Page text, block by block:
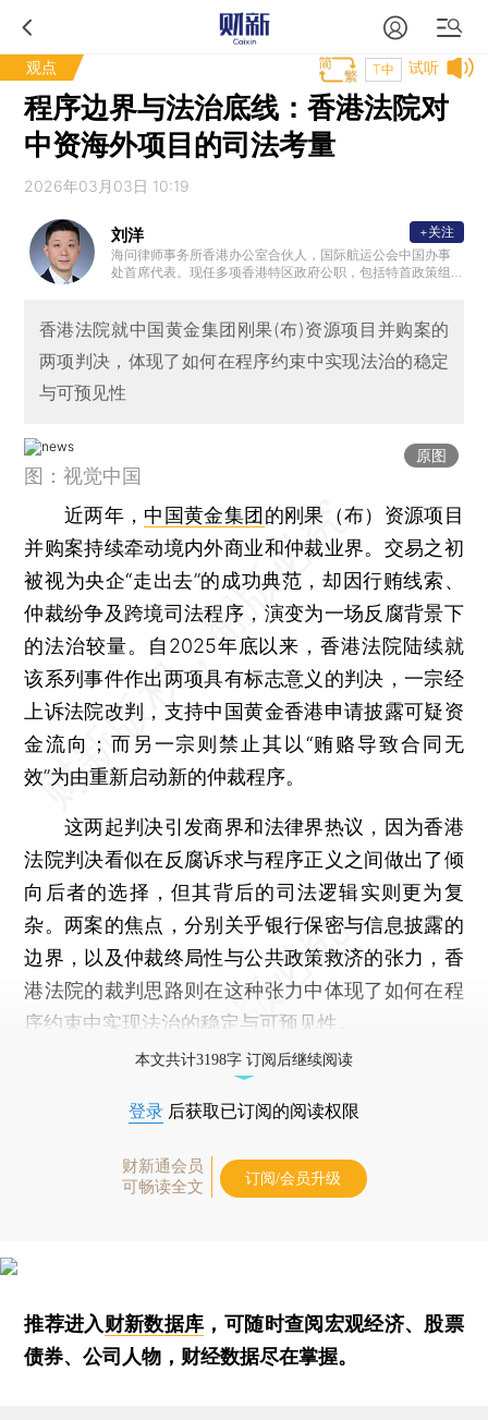
观点 试听
T中
程序边界与法治底线：香港法院对
中资海外项目的司法考量
2026年03月03日 10:19
刘洋
海问律师事务所香港办公室合伙人，国际航运公会中国办事
处首席代表。现任多项香港特区政府公职，包括特首政策组
运港口发展局成员等。
+关注
香港法院就中国黄金集团刚果(布)资源项目并购案的
两项判决，体现了如何在程序约束中实现法治的稳定
与可预见性
原图
图：视觉中国
近两年， 中国黄金集团 的刚果（布）资源项目
并购案持续牵动境内外商业和仲裁业界。交易之初
被视为央企“走出去”的成功典范，却因行贿线索、
仲裁纷争及跨境司法程序，演变为一场反腐背景下
的法治较量。自2025年底以来，香港法院陆续就
该系列事件作出两项具有标志意义的判决，一宗经
上诉法院改判，支持中国黄金香港申请披露可疑资
金流向；而另一宗则禁止其以“贿赂导致合同无
效”为由重新启动新的仲裁程序。
这两起判决引发商界和法律界热议，因为香港
法院判决看似在反腐诉求与程序正义之间做出了倾
向后者的选择，但其背后的司法逻辑实则更为复
杂。两案的焦点，分别关乎银行保密与信息披露的
边界，以及仲裁终局性与公共政策救济的张力，香
港法院的裁判思路则在这种张力中体现了如何在程
序约束中实现法治的稳定与可预见性。
本文共计3198字 订阅后继续阅读
登录 后获取已订阅的阅读权限
财新通会员
可畅读全文
订阅/会员升级
推荐进入财新数据库 ，可随时查阅宏观经济、股票
债券、公司人物，财经数据尽在掌握。